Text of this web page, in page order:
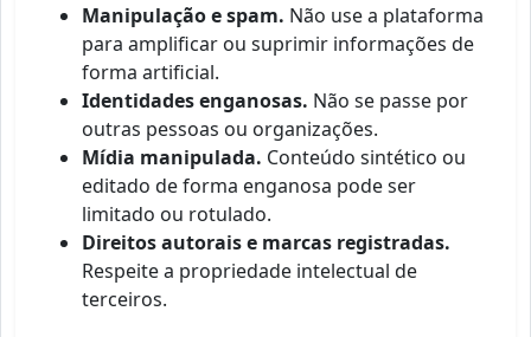
Manipulação e spam. Não use a plataforma
para amplificar ou suprimir informações de
forma artificial.
Identidades enganosas. Não se passe por
outras pessoas ou organizações.
Mídia manipulada. Conteúdo sintético ou
editado de forma enganosa pode ser
limitado ou rotulado.
Direitos autorais e marcas registradas.
Respeite a propriedade intelectual de
terceiros.